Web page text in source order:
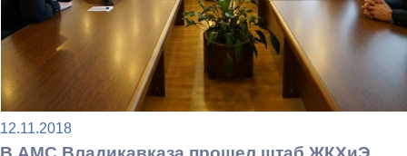
12.11.2018